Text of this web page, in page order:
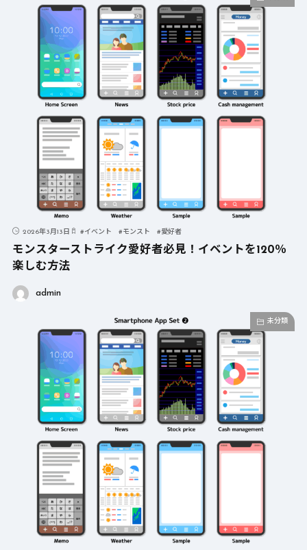
2026年3月13日 #イベント #モンスト #愛好者
モンスターストライク愛好者必見！イベントを120％
楽しむ方法
admin
未分類